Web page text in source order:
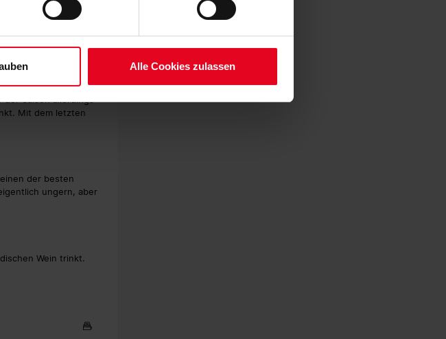
erforderliche Cookies eingesetzt. Ihre etwaig erteilten
Alle Cookies zulassen
einer der besten
bis zuletzt
Am letzten Spieltag
Saison allerdings
Mit dem letzten
der besten
ungern, aber
Wein trinkt.